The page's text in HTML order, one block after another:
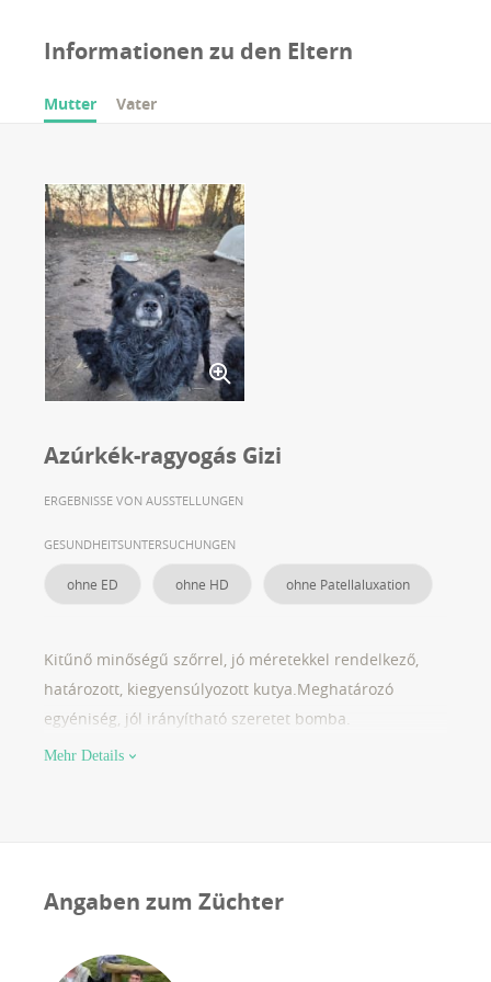
Informationen zu den Eltern
Mutter Vater
Azúrkék-ragyogás Gizi
ERGEBNISSE VON AUSSTELLUNGEN
GESUNDHEITSUNTERSUCHUNGEN
ohne ED ohne HD ohne Patellaluxation
Kitűnő minőségű szőrrel, jó méretekkel rendelkező,
határozott, kiegyensúlyozott kutya.Meghatározó
egyéniség, jól irányítható szeretet bomba.
Mehr Details
Angaben zum Züchter